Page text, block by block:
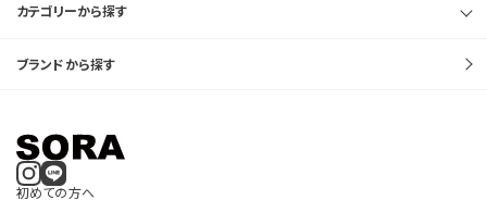
カテゴリーから探す
ブランドから探す
初めての方へ